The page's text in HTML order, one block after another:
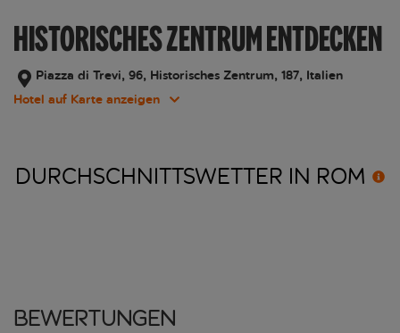
HISTORISCHES ZENTRUM ENTDECKEN
Piazza di Trevi, 96, Historisches Zentrum, 187, Italien
Hotel auf Karte anzeigen
DURCHSCHNITTSWETTER IN ROM
Bewertungen